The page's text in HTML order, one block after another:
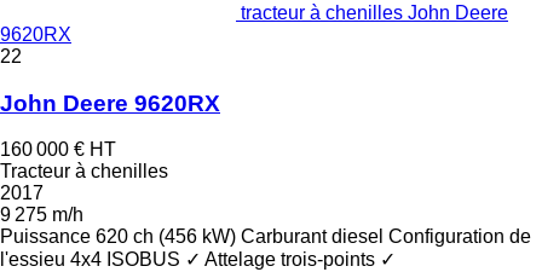
tracteur à chenilles John Deere
9620RX
22
John Deere 9620RX
160 000 € HT
Tracteur à chenilles
2017
9 275 m/h
Puissance 620 ch (456 kW) Carburant diesel Configuration de
l'essieu 4x4 ISOBUS ✓ Attelage trois-points ✓